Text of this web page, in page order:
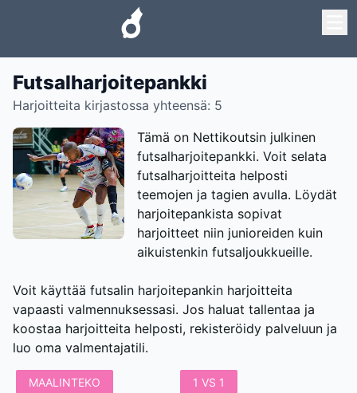
Futsalharjoitepankki
Harjoitteita kirjastossa yhteensä: 5
Tämä on Nettikoutsin julkinen
futsalharjoitepankki. Voit selata
futsalharjoitteita helposti
teemojen ja tagien avulla. Löydät
harjoitepankista sopivat
harjoitteet niin junioreiden kuin
aikuistenkin futsaljoukkueille.
Voit käyttää futsalin harjoitepankin harjoitteita
vapaasti valmennuksessasi. Jos haluat tallentaa ja
koostaa harjoitteita helposti, rekisteröidy palveluun ja
luo oma valmentajatili.
MAALINTEKO 1 VS 1